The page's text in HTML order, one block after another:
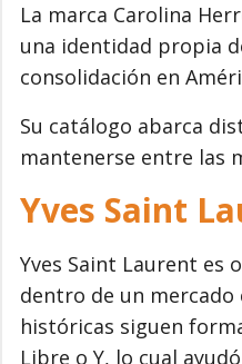
La marca Carolina
una identidad propia
consolidación en
Su catálogo abarca
mantenerse entre las
Yves Saint
Yves Saint Laurent es
dentro de un mercado
históricas siguen
Libre o Y, lo cual